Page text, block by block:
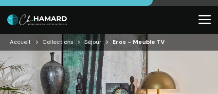
Accueil Collections Séjour Eros – Meuble TV